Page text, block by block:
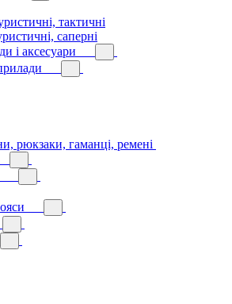
тактичні
саперні
і аксесуари
рюкзаки, гаманці, ремені